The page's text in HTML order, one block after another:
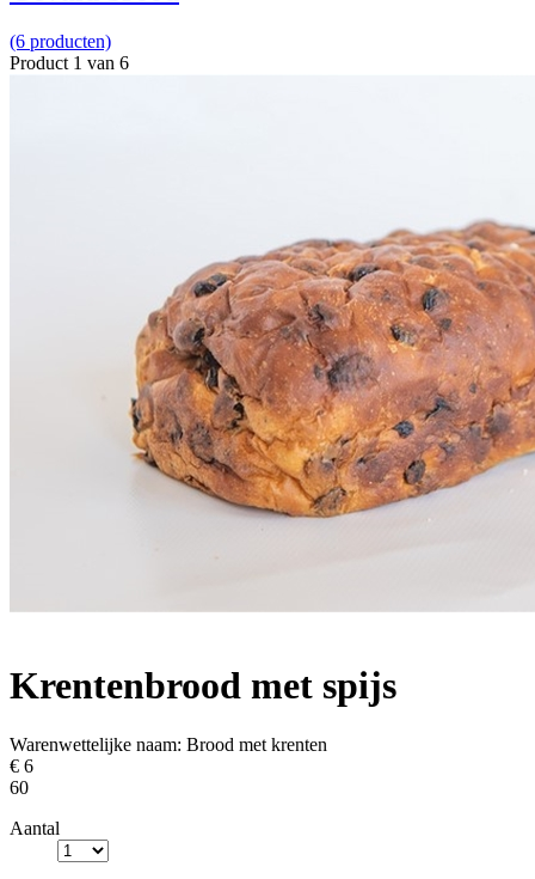
(6 producten)
Product 1 van 6
Krentenbrood met spijs
Warenwettelijke naam: Brood met krenten
€ 6
60
Aantal